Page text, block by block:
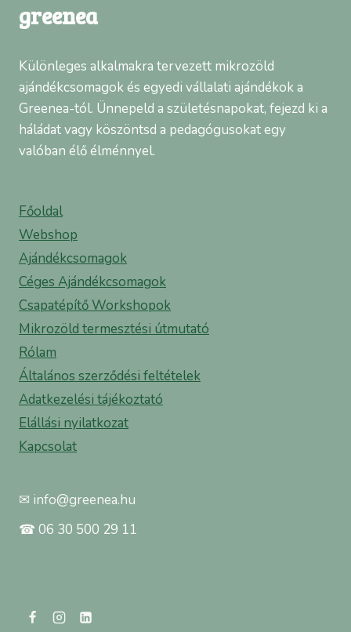
greenea
Különleges alkalmakra tervezett mikrozöld
ajándékcsomagok és egyedi vállalati ajándékok a
Greenea-tól. Ünnepeld a születésnapokat, fejezd ki a
háládat vagy köszöntsd a pedagógusokat egy
valóban élő élménnyel.
Főoldal
Webshop
Ajándékcsomagok
Céges Ajándékcsomagok
Csapatépítő Workshopok
Mikrozöld termesztési útmutató
Rólam
Általános szerződési feltételek
Adatkezelési tájékoztató
Elállási nyilatkozat
Kapcsolat
✉ info@greenea.hu
☎ 06 30 500 29 11